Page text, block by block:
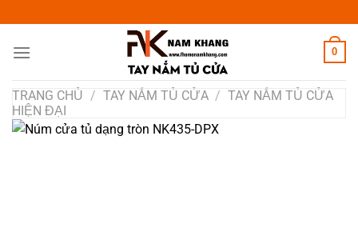
đến
nội
0
TRANG CHỦ / TAY NẮM TỦ CỬA / TAY NẮM TỦ CỬA
HIỆN ĐẠI